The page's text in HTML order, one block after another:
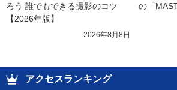
ろう 誰でもできる撮影のコツ
【2026年版】
2026年8月8日
の「
アクセスランキング